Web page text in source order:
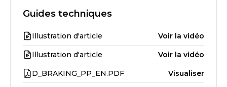
Guides techniques
Illustration d'article Voir la vidéo
Illustration d'article Voir la vidéo
D_BRAKING_PP_EN.PDF Visualiser